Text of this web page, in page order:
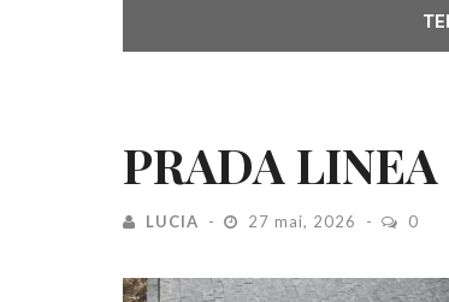
PRADA LINEA
LUCIA 27 mai, 2026 0